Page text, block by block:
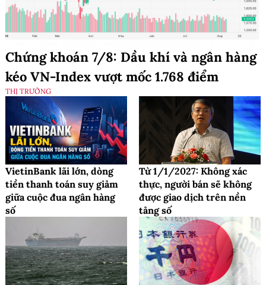
Chứng khoán 7/8: Dầu khí và ngân hàng
kéo VN-Index vượt mốc 1.768 điểm
THỊ TRƯỜNG
VietinBank lãi lớn, dòng
tiền thanh toán suy giảm
giữa cuộc đua ngân hàng
số
Từ 1/1/2027: Không xác
thực, người bán sẽ không
được giao dịch trên nền
tảng số